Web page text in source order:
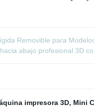
Removible para
abajo profesional 3D
impresora 3D, Mini